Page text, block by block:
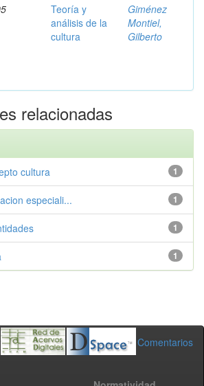
Teoría y
análisis de la
cultura
Giménez
Montiel,
Gilberto
relacionadas
1
cultura
1
especiali...
1
1
Comentarios